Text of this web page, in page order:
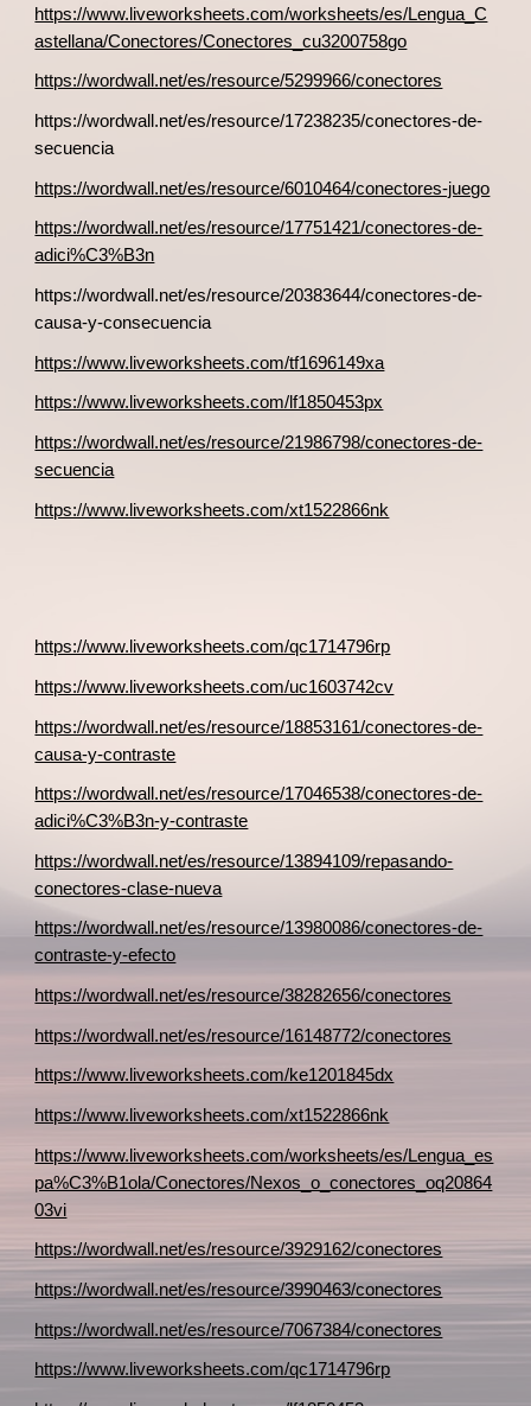
https://www.liveworksheets.com/worksheets/es/Lengua_C
astellana/Conectores/Conectores_cu3200758go
https://wordwall.net/es/resource/5299966/conectores
https://wordwall.net/es/resource/17238235/conectores-de-
secuencia
https://wordwall.net/es/resource/6010464/conectores-juego
https://wordwall.net/es/resource/17751421/conectores-de-
adici%C3%B3n
https://wordwall.net/es/resource/20383644/conectores-de-
causa-y-consecuencia
https://www.liveworksheets.com/tf1696149xa
https://www.liveworksheets.com/lf1850453px
https://wordwall.net/es/resource/21986798/conectores-de-
secuencia
https://www.liveworksheets.com/xt1522866nk
https://www.liveworksheets.com/qc1714796rp
https://www.liveworksheets.com/uc1603742cv
https://wordwall.net/es/resource/18853161/conectores-de-
causa-y-contraste
https://wordwall.net/es/resource/17046538/conectores-de-
adici%C3%B3n-y-contraste
https://wordwall.net/es/resource/13894109/repasando-
conectores-clase-nueva
https://wordwall.net/es/resource/13980086/conectores-de-
contraste-y-efecto
https://wordwall.net/es/resource/38282656/conectores
https://wordwall.net/es/resource/16148772/conectores
https://www.liveworksheets.com/ke1201845dx
https://www.liveworksheets.com/xt1522866nk
https://www.liveworksheets.com/worksheets/es/Lengua_es
pa%C3%B1ola/Conectores/Nexos_o_conectores_oq20864
03vi
https://wordwall.net/es/resource/3929162/conectores
https://wordwall.net/es/resource/3990463/conectores
https://wordwall.net/es/resource/7067384/conectores
https://www.liveworksheets.com/qc1714796rp